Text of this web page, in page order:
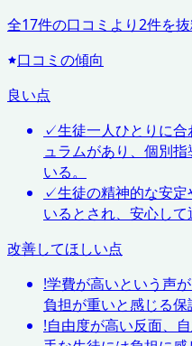
全17件の口コミより2件を
口コミの傾向
良い点
✓生徒一人ひとりに
ュラムがあり、個別
いる。
✓生徒の精神的な安
いるとされ、安心して
改善してほしい点
!学費が高いという声
負担が重いと感じる保
!自由度が高い反面、